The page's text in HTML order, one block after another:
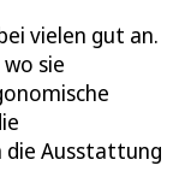
vielen gut an.
sie
die Ausstattung